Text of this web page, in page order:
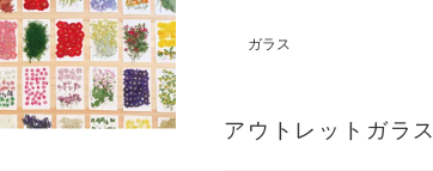
ガラス
アウトレットガラス